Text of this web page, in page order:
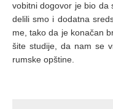
vo­bit­ni do­go­vor je bio
de­li­li smo i do­dat­na
me, ta­ko da je ko­na­čan
ši­te stu­di­je, da nam se
rum­ske op­šti­ne.